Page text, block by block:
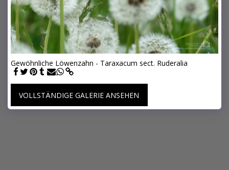
Gewöhnliche Löwenzahn - Taraxacum sect. Ruderalia
VOLLSTÄNDIGE GALERIE ANSEHEN